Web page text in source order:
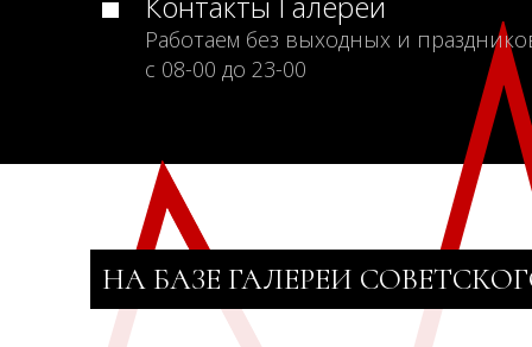
Работаем без выходных и
с 08-00 до 23-00
НА БАЗЕ ГАЛЕРЕИ